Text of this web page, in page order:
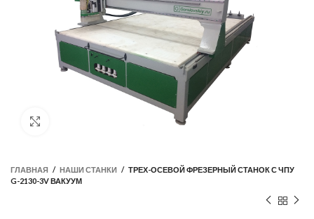
ГЛАВНАЯ / НАШИ СТАНКИ / ТРЕХ-ОСЕВОЙ ФРЕЗЕРНЫЙ СТАНОК С ЧПУ
G-2130-3V ВАКУУМ